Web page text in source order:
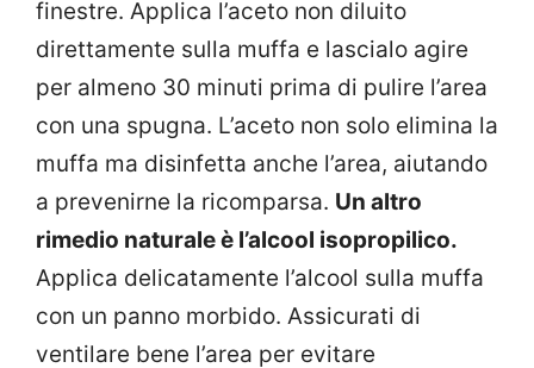
finestre. Applica l’aceto non diluito
direttamente sulla muffa e lascialo agire
per almeno 30 minuti prima di pulire l’area
con una spugna. L’aceto non solo elimina la
muffa ma disinfetta anche l’area, aiutando
a prevenirne la ricomparsa. Un altro
rimedio naturale è l’alcool isopropilico.
Applica delicatamente l’alcool sulla muffa
con un panno morbido. Assicurati di
ventilare bene l’area per evitare